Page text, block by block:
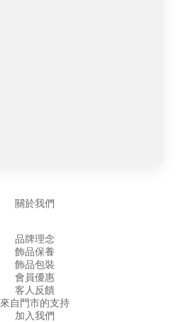
關於我們
品牌理念
飾品保養
飾品包裝
會員優惠
客人反饋
來自門市的支持
加入我們